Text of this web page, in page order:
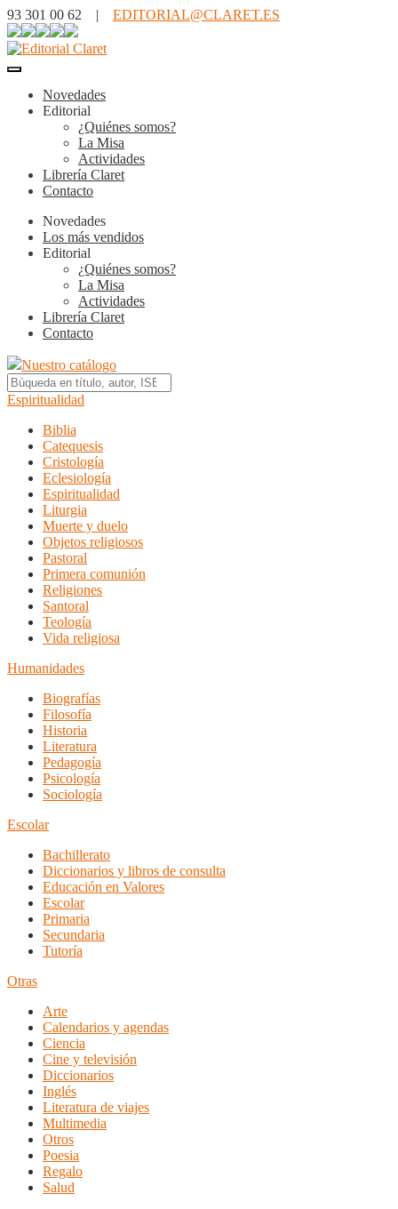
93 301 00 62 | EDITORIAL@CLARET.ES
Novedades
Editorial
¿Quiénes somos?
La Misa
Actividades
Librería Claret
Contacto
Novedades
Los más vendidos
Editorial
¿Quiénes somos?
La Misa
Actividades
Librería Claret
Contacto
Nuestro catálogo
Espiritualidad
Biblia
Catequesis
Cristología
Eclesiología
Espiritualidad
Liturgia
Muerte y duelo
Objetos religiosos
Pastoral
Primera comunión
Religiones
Santoral
Teología
Vida religiosa
Humanidades
Biografías
Filosofía
Historia
Literatura
Pedagogía
Psicología
Sociología
Escolar
Bachillerato
Diccionarios y libros de consulta
Educación en Valores
Escolar
Primaria
Secundaria
Tutoría
Otras
Arte
Calendarios y agendas
Ciencia
Cine y televisión
Diccionarios
Inglés
Literatura de viajes
Multimedia
Otros
Poesia
Regalo
Salud